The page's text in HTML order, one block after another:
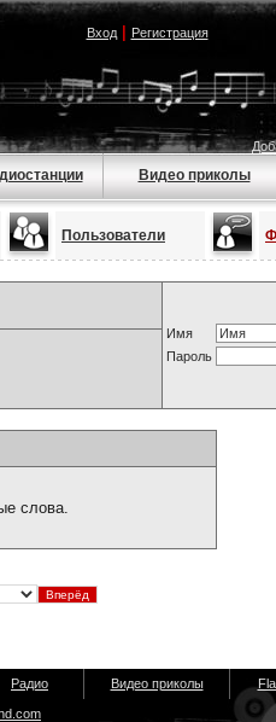
Вход| Регистрация
Видео приколы
Пользователи
Имя
Пароль
слова.
Радио Видео приколы